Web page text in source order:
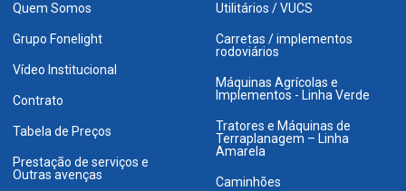
Quem Somos
Grupo Fonelight
Vídeo Institucional
Contrato
Tabela de Preços
Prestação de serviços e
Outras avenças
Utilitários / VUCS
Carretas / implementos
rodoviários
Máquinas Agrícolas e
Implementos - Linha Verde
Tratores e Máquinas de
Terraplanagem – Linha
Amarela
Caminhões